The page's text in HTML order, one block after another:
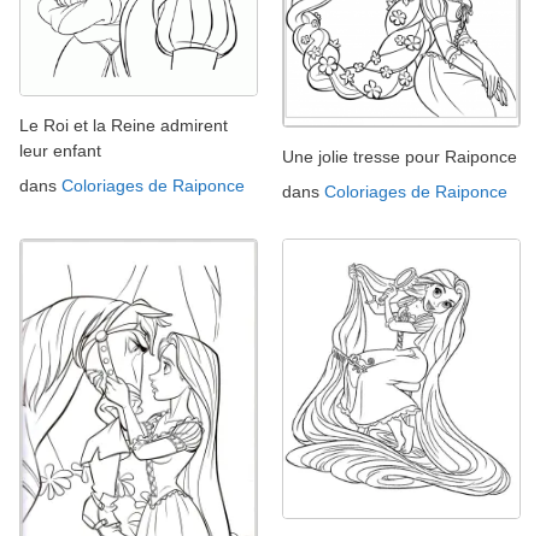
Le Roi et la Reine admirent
leur enfant
dans Coloriages de Raiponce
Une jolie tresse pour Raiponce
dans Coloriages de Raiponce